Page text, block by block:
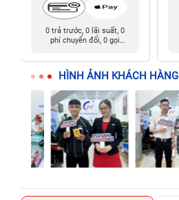
0 trả trước, 0 lãi suất, 0
phí chuyển đổi, 0 gọi
HÌNH ẢNH KHÁCH HÀNG